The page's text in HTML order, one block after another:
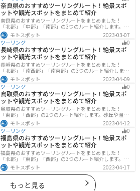
奈良県のおすすめツーリングルート！絶景スポ
ットや観光スポットをまとめて紹介
奈良県のおすすめツーリングルートをまとめました！
「北部」「中部」「南部」の3つのルート紹介します。歴
史のある神社寺院が多数あり、自然豊かや山々、グルメ
を満喫するツーリングができます。バイクで奈良県にツ
ーリングに行く際は参考にしてください。
モトスポット
2023-03-07
ツーリング
0
長崎県のおすすめツーリングルート！絶景スポ
ットや観光スポットをまとめて紹介
長崎県のおすすめツーリングルートをまとめました！
「北部」「南西部」「南東部」の3つのルート紹介しま
す。国際色豊かな街並みや世界遺産、絶景ポイントが数
多く存在し、様々な楽しみ方ができます。バイクで長崎
県にツーリングに行く際は参考にしてください。
モトスポット
2023-04-09
ツーリング
0
鳥取県のおすすめツーリングルート！絶景スポ
ットや観光スポットをまとめて紹介
鳥取県のおすすめツーリングルートをまとめました！
「東部」「西部」の2つのルート紹介します。砂丘や温泉
地、歴史ある城跡など魅力溢れるスポットが多数あるの
で楽しめます。バイクで鳥取県にツーリングに行く際は
参考にしてください。
モトスポット
2023-04-12
ツーリング
0
福島県のおすすめツーリングルート！絶景スポ
ットや観光スポットをまとめて紹介
福島県のおすすめツーリングルートをまとめました！
「北部」「東部」「西部」の3つのルート紹介します。内
陸部には山々が連なり、海岸線は太平洋に面してるので
観光スポットが多数あります。バイクで福島県にツーリ
ングに行く際は参考にしてください。
モトスポット 2023-04-17
もっと見る